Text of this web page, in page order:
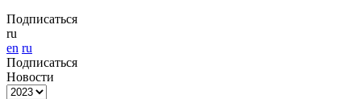
Подписаться
ru
en ru
Подписаться
Новости